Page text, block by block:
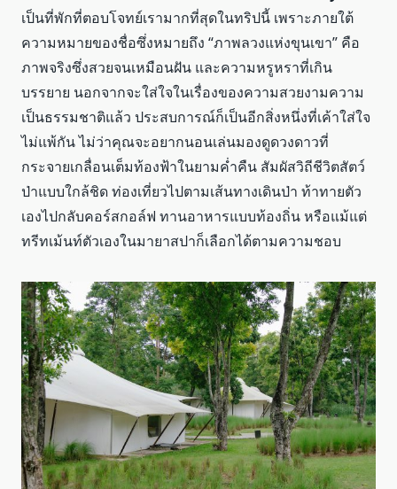
เป็นที่พักที่ตอบโจทย์เรามากที่สุดในทริปนี้ เพราะภายใต้
ความหมายของชื่อซึ่งหมายถึง “ภาพลวงแห่งขุนเขา” คือ
ภาพจริงซึ่งสวยจนเหมือนฝัน และความหรูหราที่เกิน
บรรยาย นอกจากจะใส่ใจในเรื่องของความสวยงามความ
เป็นธรรมชาติแล้ว ประสบการณ์ก็เป็นอีกสิ่งหนึ่งที่เค้าใส่ใจ
ไม่แพ้กัน ไม่ว่าคุณจะอยากนอนเล่นมองดูดวงดาวที่
กระจายเกลื่อนเต็มท้องฟ้าในยามค่ำคืน สัมผัสวิถีชีวิตสัตว์
ป่าแบบใกล้ชิด ท่องเที่ยวไปตามเส้นทางเดินป่า ท้าทายตัว
เองไปกลับคอร์สกอล์ฟ ทานอาหารแบบท้องถิ่น หรือแม้แต่
ทรีทเม้นท์ตัวเองในมายาสปาก็เลือกได้ตามความชอบ